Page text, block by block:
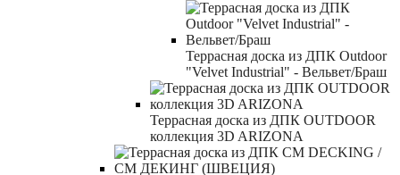
Террасная доска из ДПК Outdoor
"Velvet Industrial" - Вельвет/Браш
Террасная доска из ДПК OUTDOOR
коллекция 3D ARIZONA